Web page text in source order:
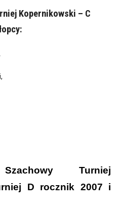
Kopernikowski – C
Turniej
D rocznik 2007 i